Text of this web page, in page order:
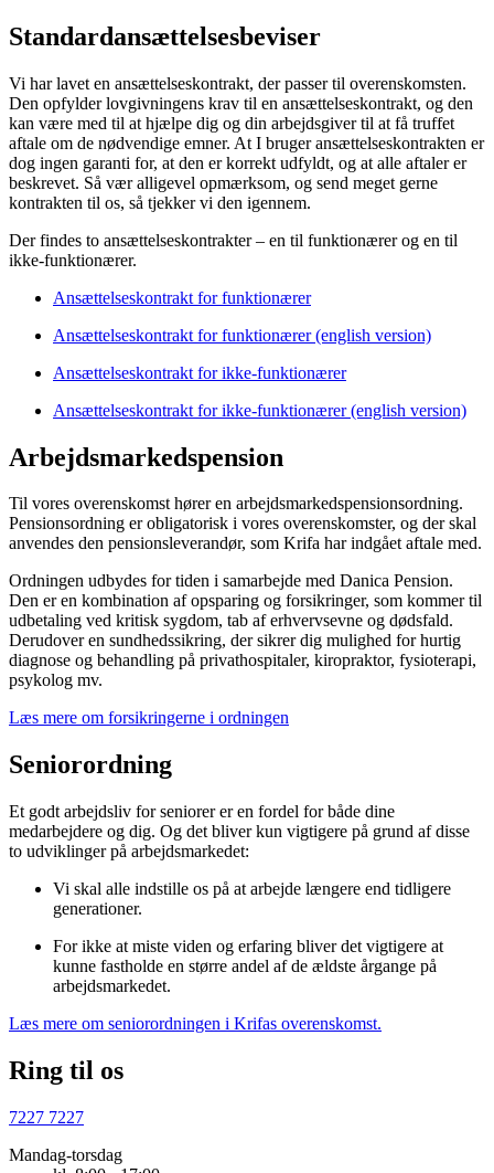
Standardansættelsesbeviser
Vi har lavet en ansættelseskontrakt, der passer til overenskomsten.
Den opfylder lovgivningens krav til en ansættelseskontrakt, og den
kan være med til at hjælpe dig og din arbejdsgiver til at få truffet
aftale om de nødvendige emner. At I bruger ansættelseskontrakten er
dog ingen garanti for, at den er korrekt udfyldt, og at alle aftaler er
beskrevet. Så vær alligevel opmærksom, og send meget gerne
kontrakten til os, så tjekker vi den igennem.
Der findes to ansættelseskontrakter – en til funktionærer og en til
ikke-funktionærer.
Ansættelseskontrakt for funktionærer
Ansættelseskontrakt for funktionærer (english version)
Ansættelseskontrakt for ikke-funktionærer
Ansættelseskontrakt for ikke-funktionærer (english version)
Arbejdsmarkedspension
Til vores overenskomst hører en arbejdsmarkedspensionsordning.
Pensionsordning er obligatorisk i vores overenskomster, og der skal
anvendes den pensionsleverandør, som Krifa har indgået aftale med.
Ordningen udbydes for tiden i samarbejde med Danica Pension.
Den er en kombination af opsparing og forsikringer, som kommer til
udbetaling ved kritisk sygdom, tab af erhvervsevne og dødsfald.
Derudover en sundhedssikring, der sikrer dig mulighed for hurtig
diagnose og behandling på privathospitaler, kiropraktor, fysioterapi,
psykolog mv.
Læs mere om forsikringerne i ordningen
Seniorordning
Et godt arbejdsliv for seniorer er en fordel for både dine
medarbejdere og dig. Og det bliver kun vigtigere på grund af disse
to udviklinger på arbejdsmarkedet:
Vi skal alle indstille os på at arbejde længere end tidligere
generationer.
For ikke at miste viden og erfaring bliver det vigtigere at
kunne fastholde en større andel af de ældste årgange på
arbejdsmarkedet.
Læs mere om seniorordningen i Krifas overenskomst.
Ring til os
7227 7227
Mandag-torsdag